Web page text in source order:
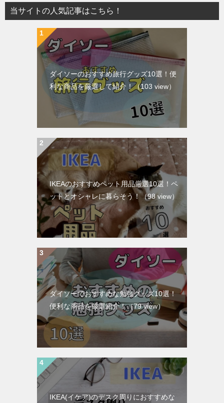
当サイトの人気記事はこちら！
ダイソーのおすすめ旅行グッズ10選！便
利な商品を厳選して紹介！（103 view）
IKEAのおすすめペット用品厳選10選！ペ
ットとオシャレに暮らそう！ （98 view）
ダイソーでおすすめな勉強グッズ10選！
便利な商品を厳選紹介！（79 view）
IKEA(イケア)のデスク周りにおすすめな